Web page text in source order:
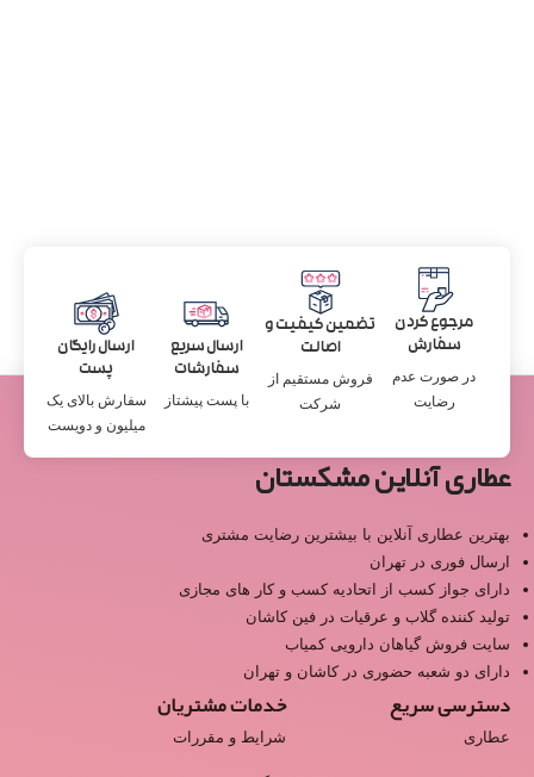
مرجوع کردن
سفارش
در صورت عدم
رضایت
تضمین کیفیت و
اصالت
فروش مستقیم از
شرکت
ارسال سریع
سفارشات
با پست پیشتاز
ارسال رایگان
پست
سفارش بالای یک
میلیون و دویست
عطاری آنلاین مشکستان
بهترین عطاری آنلاین با بیشترین رضایت مشتری
ارسال فوری در تهران
دارای جواز کسب از اتحادیه کسب و کار های مجازی
تولید کننده گلاب و عرقیات در فین کاشان
سایت فروش گیاهان دارویی کمیاب
دارای دو شعبه حضوری در کاشان و تهران
دسترسی سریع
عطاری
خدمات مشتریان
شرایط و مقررات